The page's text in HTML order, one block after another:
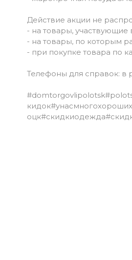
Действие акции не
- на товары, участвующие
- на товары, по которым
- при покупке товара по
Телефоны для справок: в
#domtorgovlipolotsk
кидок
оцк#скидкиодежда